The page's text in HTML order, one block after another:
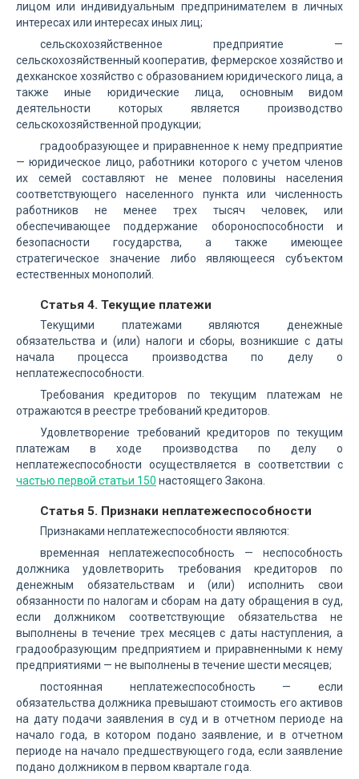
лицом или индивидуальным предпринимателем в личных
интересах или интересах иных лиц;
сельскохозяйственное предприятие —
сельскохозяйственный кооператив, фермерское хозяйство и
дехканское хозяйство с образованием юридического лица, а
также иные юридические лица, основным видом
деятельности которых является производство
сельскохозяйственной продукции;
градообразующее и приравненное к нему предприятие
— юридическое лицо, работники которого с учетом членов
их семей составляют не менее половины населения
соответствующего населенного пункта или численность
работников не менее трех тысяч человек, или
обеспечивающее поддержание обороноспособности и
безопасности государства, а также имеющее
стратегическое значение либо являющееся субъектом
естественных монополий.
Статья 4. Текущие платежи
Текущими платежами являются денежные
обязательства и (или) налоги и сборы, возникшие с даты
начала процесса производства по делу о
неплатежеспособности.
Требования кредиторов по текущим платежам не
отражаются в реестре требований кредиторов.
Удовлетворение требований кредиторов по текущим
платежам в ходе производства по делу о
неплатежеспособности осуществляется в соответствии с
частью первой статьи 150 настоящего Закона.
Статья 5. Признаки неплатежеспособности
Признаками неплатежеспособности являются:
временная неплатежеспособность — неспособность
должника удовлетворить требования кредиторов по
денежным обязательствам и (или) исполнить свои
обязанности по налогам и сборам на дату обращения в суд,
если должником соответствующие обязательства не
выполнены в течение трех месяцев с даты наступления, а
градообразующим предприятием и приравненными к нему
предприятиями — не выполнены в течение шести месяцев;
постоянная неплатежеспособность — если
обязательства должника превышают стоимость его активов
на дату подачи заявления в суд и в отчетном периоде на
начало года, в котором подано заявление, и в отчетном
периоде на начало предшествующего года, если заявление
подано должником в первом квартале года.